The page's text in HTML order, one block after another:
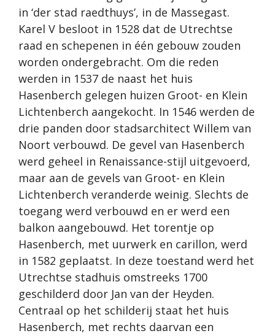
in ‘der stad raedthuys’, in de Massegast.
Karel V besloot in 1528 dat de Utrechtse
raad en schepenen in één gebouw zouden
worden ondergebracht. Om die reden
werden in 1537 de naast het huis
Hasenberch gelegen huizen Groot- en Klein
Lichtenberch aangekocht. In 1546 werden de
drie panden door stadsarchitect Willem van
Noort verbouwd. De gevel van Hasenberch
werd geheel in Renaissance-stijl uitgevoerd,
maar aan de gevels van Groot- en Klein
Lichtenberch veranderde weinig. Slechts de
toegang werd verbouwd en er werd een
balkon aangebouwd. Het torentje op
Hasenberch, met uurwerk en carillon, werd
in 1582 geplaatst. In deze toestand werd het
Utrechtse stadhuis omstreeks 1700
geschilderd door Jan van der Heyden.
Centraal op het schilderij staat het huis
Hasenberch, met rechts daarvan een